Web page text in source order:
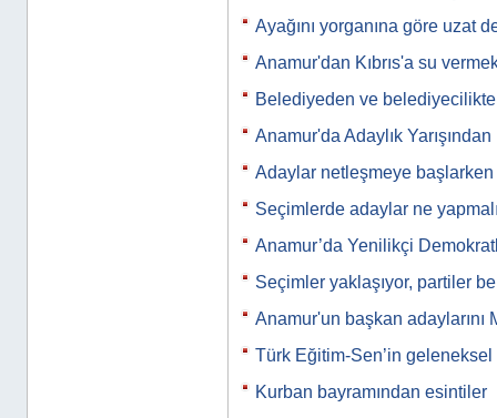
Ayağını yorganına göre uzat
Anamur'dan Kıbrıs'a su
Belediyeden ve
Anamur'da Adaylık
Adaylar netleşmeye
Seçimlerde adaylar ne
Anamur’da Yenilikçi
Seçimler yaklaşıyor, partiler
Anamur'un başkan adaylarını
Türk Eğitim-Sen’in
Kurban bayramından esintiler